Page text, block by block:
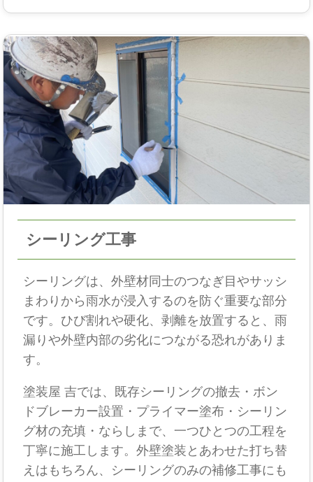
シーリング工事
シーリングは、外壁材同士のつなぎ目やサッシ
まわりから雨水が浸入するのを防ぐ重要な部分
です。ひび割れや硬化、剥離を放置すると、雨
漏りや外壁内部の劣化につながる恐れがありま
す。
塗装屋 吉では、既存シーリングの撤去・ボン
ドブレーカー設置・プライマー塗布・シーリン
グ材の充填・ならしまで、一つひとつの工程を
丁寧に施工します。外壁塗装とあわせた打ち替
えはもちろん、シーリングのみの補修工事にも